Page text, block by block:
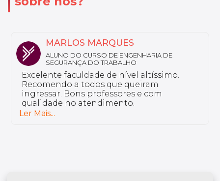
NATHALY
ALUNA DO CURSO DE FARMÁCIA ESTÉTICA
Sou aluno da Unyleya da pós-graduação
em Saúde do Idoso e Gerontologia. Não
tenho nada a reclamar, a instituição é
excelente e tem professores bem
preparados.
Ler Mais...